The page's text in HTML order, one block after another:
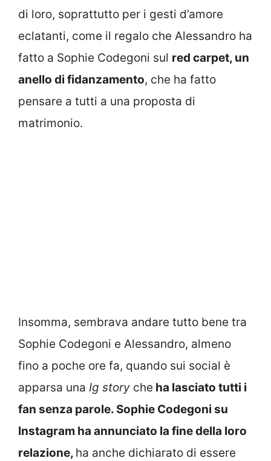
di loro, soprattutto per i gesti d’amore
eclatanti, come il regalo che Alessandro ha
fatto a Sophie Codegoni sul red carpet, un
anello di fidanzamento, che ha fatto
pensare a tutti a una proposta di
matrimonio.
Insomma, sembrava andare tutto bene tra
Sophie Codegoni e Alessandro, almeno
fino a poche ore fa, quando sui social è
apparsa una Ig story che ha lasciato tutti i
fan senza parole. Sophie Codegoni su
Instagram ha annunciato la fine della loro
relazione, ha anche dichiarato di essere